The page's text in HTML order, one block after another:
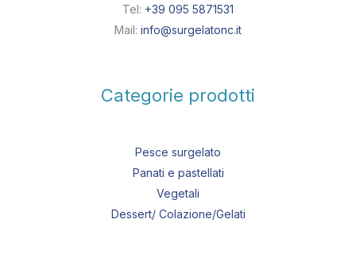
Tel: +39 095 5871531
Mail: info@surgelatonc.it
Categorie prodotti
Pesce surgelato
Panati e pastellati
Vegetali
Dessert/ Colazione/Gelati